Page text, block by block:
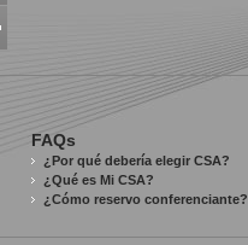
FAQs
¿Por qué debería elegir CSA?
¿Qué es Mi CSA?
¿Cómo reservo conferenciante?